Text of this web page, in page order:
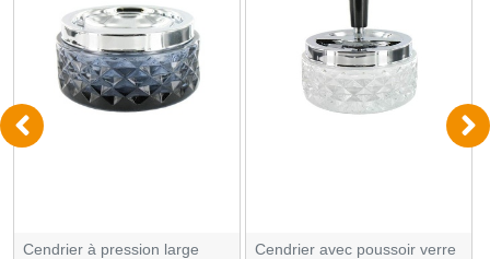
Cendrier à pression large Cendrier avec poussoir verre